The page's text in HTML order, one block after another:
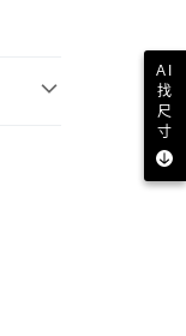
超商
成之
AI
找
尺
寸